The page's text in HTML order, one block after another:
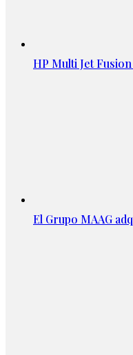
HP Multi Jet
El Grupo MAAG